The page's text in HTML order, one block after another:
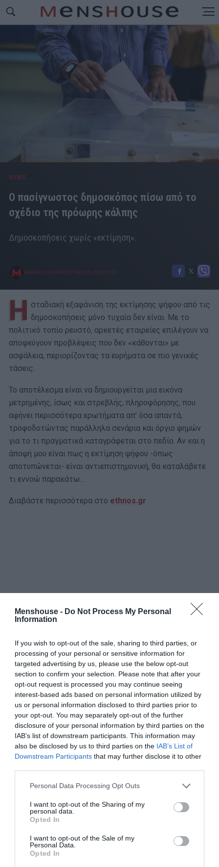
Menshouse - Do Not Process My Personal
Information
If you wish to opt-out of the sale, sharing to third parties, or
processing of your personal or sensitive information for
targeted advertising by us, please use the below opt-out
section to confirm your selection. Please note that after your
opt-out request is processed you may continue seeing
interest-based ads based on personal information utilized by
us or personal information disclosed to third parties prior to
your opt-out. You may separately opt-out of the further
disclosure of your personal information by third parties on the
IAB’s list of downstream participants. This information may
also be disclosed by us to third parties on the IAB’s List of
Downstream Participants that may further disclose it to other
Personal Data Processing Opt Outs
I want to opt-out of the Sharing of my
personal data.
Opted In
I want to opt-out of the Sale of my
Personal Data.
Opted In
NEWS
Ο πασίγνωστος δημοσκόπος πίσω από το
σχέδιο της πρόωρης κάλπης
Δημοσκοπήσεις χωρίς «εκτίμηση».
MENSHOUSE NEWSROOM 12/05/2026 10:29
H σταδιακή εξαφάνιση της εκτίμησης ψήφου από τις
δημοσκοπήσεις μόνο τυχαία δεν είναι. Με το
πολιτικό τοπίο ρευστό, αρκετές εταιρείες επιλέγουν να
αποφεύγουν προβλέψεις που δεν «κάθονται» με
ασφάλεια, περιορίζοντας τα ευρήματα σε πιο γενικές
τάσεις.
Το αποτέλεσμα είναι να δημιουργείται μια εικόνα
μετρημένης, ίσως και στρεβλής, πληροφόρησης, που
αφήνει περισσότερα ερωτήματα απ’ όσα απαντά,
τροφοδοτώντας παράλληλα σενάρια και όργιο φημών
για το τι πραγματικά καταγράφεται στο πεδίο. Αν και η
άποψή μου είναι πως η εκτίμηση ψήφου -όπως
αποτυπώνεται- είναι αντιεπιστημονική, θα καταλάβετε
τι εννοώ παρακάτω…
Διαβάστε περισσότερα στο ethnos.gr
ΔΗΜΟΦΙΛΕΣΤΕΡΑ ΗΜΕΡΑΣ
1 ΣΕΙΡΕΣ - ΤΑΙΝΙΕΣ
Δεν θα το πιστεύεις: Δες απόψε στο Ertflix την ταινία -
έπος που για 133 λεπτά σε κρατάει δικό της
2 ΔΙΑΚΟΠΕΣ
180 ευρώ με θέα την Καλντέρα:
και η νέα πραγματικότητα αλλάζουν όσα ξέραμε στη
Σαντορίνη
Φαίνεται με τη μία για τον Γιάγκουσιτς